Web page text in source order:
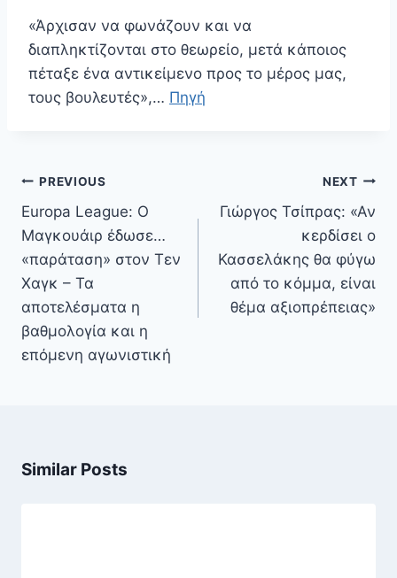
«Άρχισαν να φωνάζουν και να
διαπληκτίζονται στο θεωρείο, μετά κάποιος
πέταξε ένα αντικείμενο προς το μέρος μας,
τους βουλευτές»,… Πηγή
Πλοήγηση
άρθρων
PREVIOUS
Europa League: Ο
Μαγκουάιρ έδωσε…
«παράταση» στον Τεν
Χαγκ – Τα
αποτελέσματα η
βαθμολογία και η
επόμενη αγωνιστική
NEXT
Γιώργος Τσίπρας: «Αν
κερδίσει ο
Κασσελάκης θα φύγω
από το κόμμα, είναι
θέμα αξιοπρέπειας»
Similar Posts